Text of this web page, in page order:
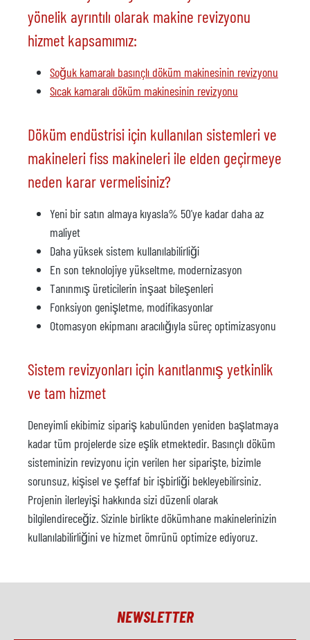
yönelik ayrıntılı olarak makine revizyonu
hizmet kapsamımız:
Soğuk kamaralı basınçlı döküm makinesinin revizyonu
Sıcak kamaralı döküm makinesinin revizyonu
Döküm endüstrisi için kullanılan sistemleri ve
makineleri fiss makineleri ile elden geçirmeye
neden karar vermelisiniz?
Yeni bir satın almaya kıyasla% 50'ye kadar daha az
maliyet
Daha yüksek sistem kullanılabilirliği
En son teknolojiye yükseltme, modernizasyon
Tanınmış üreticilerin inşaat bileşenleri
Fonksiyon genişletme, modifikasyonlar
Otomasyon ekipmanı aracılığıyla süreç optimizasyonu
Sistem revizyonları için kanıtlanmış yetkinlik
ve tam hizmet
Deneyimli ekibimiz sipariş kabulünden yeniden başlatmaya
kadar tüm projelerde size eşlik etmektedir. Basınçlı döküm
sisteminizin revizyonu için verilen her siparişte, bizimle
sorunsuz, kişisel ve şeffaf bir işbirliği bekleyebilirsiniz.
Projenin ilerleyişi hakkında sizi düzenli olarak
bilgilendireceğiz. Sizinle birlikte dökümhane makinelerinizin
kullanılabilirliğini ve hizmet ömrünü optimize ediyoruz.
NEWSLETTER